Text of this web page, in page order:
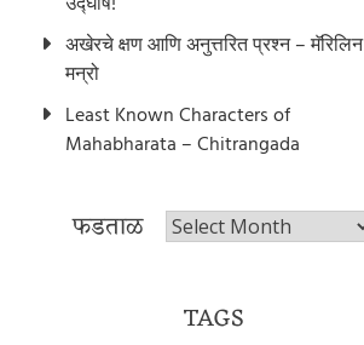
अखेरचे क्षण आणि अनुत्तरित प्रश्न – मॅरिलिन
मन्रो
Least Known Characters of
Mahabharata – Chitrangada
फडताळ फडताळ
TAGS